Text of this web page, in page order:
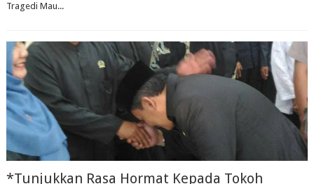
Tragedi Mau...
*Tunjukkan Rasa Hormat Kepada Tokoh